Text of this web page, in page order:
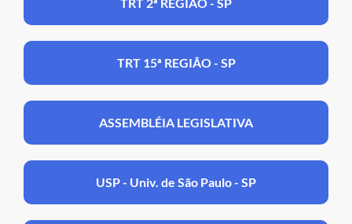
TRT 15ª REGIÃO - SP
ASSEMBLÉIA LEGISLATIVA
USP - Univ. de São Paulo - SP